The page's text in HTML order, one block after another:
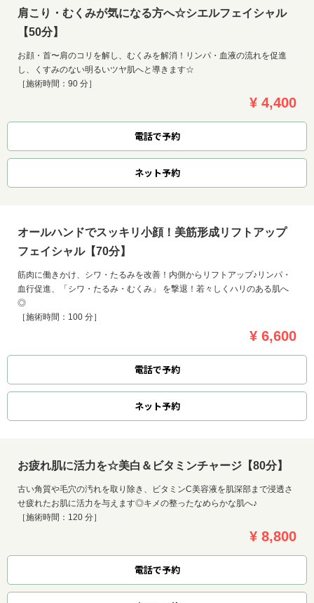
肩こり・むくみが気になる方へ☆シエルフェイシャル
【50分】
お顔・首〜肩のコリを解し、むくみを解消！リンパ・血液の流れを促進
し、くすみのない明るいツヤ肌へと導きます☆
［施術時間：90 分］
¥ 4,400
電話で予約
ネット予約
オールハンドでスッキリ小顔！美筋形成リフトアップ
フェイシャル【70分】
筋肉に働きかけ、シワ・たるみを改善！内側からリフトアップ♪リンパ・
血行促進、「シワ・たるみ・むくみ」 を撃退！若々しくハリのある肌へ
◎
［施術時間：100 分］
¥ 6,600
電話で予約
ネット予約
お疲れ肌に活力を☆美白＆ビタミンチャージ【80分】
古い角質や毛穴の汚れを取り除き、ビタミンC美容液を肌深部まで浸透さ
せ疲れたお肌に活力を与えます◎キメの整ったなめらかな肌へ♪
［施術時間：120 分］
¥ 8,800
電話で予約